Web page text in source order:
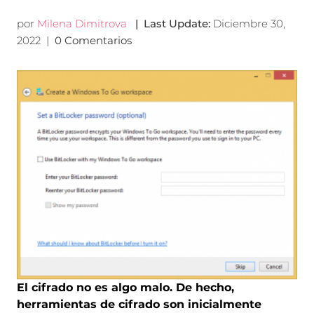
por Milena Dimitrova | Last Update: Diciembre 30,
2022| 0 Comentarios
El cifrado no es algo malo. De hecho,
herramientas de cifrado son inicialmente